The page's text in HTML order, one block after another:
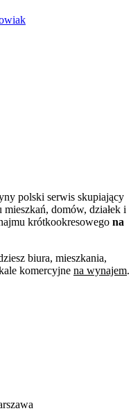
polski serwis skupiający
domów, działek i
krótkookresowego na
biura, mieszkania,
komercyjne na wynajem.